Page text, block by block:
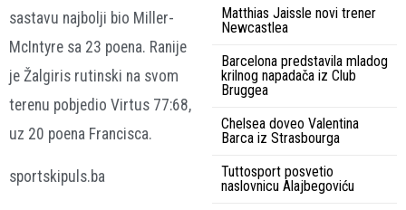
sastavu najbolji bio Miller-
McIntyre sa 23 poena. Ranije
je Žalgiris rutinski na svom
terenu pobjedio Virtus 77:68,
uz 20 poena Francisca.
sportskipuls.ba
Matthias Jaissle novi trener
Newcastlea
Barcelona predstavila mladog
krilnog napadača iz Club
Bruggea
Chelsea doveo Valentina
Barca iz Strasbourga
Tuttosport posvetio
naslovnicu Alajbegoviću